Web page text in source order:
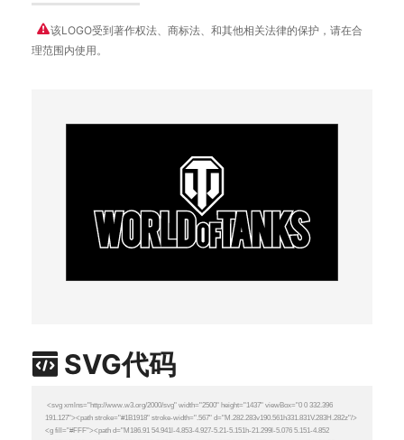
该LOGO受到著作权法、商标法、和其他相关法律的保护，请在合
理范围内使用。
SVG代码